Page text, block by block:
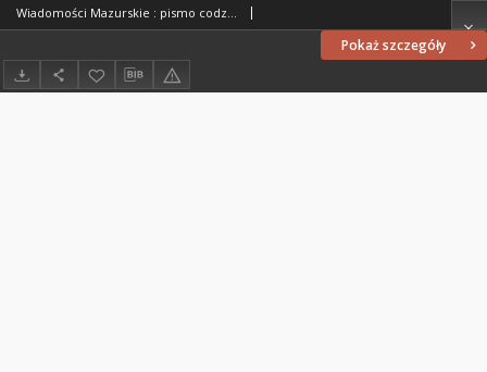
Pokaż szczegóły
Wiadomości Mazurskie : pismo codzienne. 1946 (R. 2), nr 160 (171)